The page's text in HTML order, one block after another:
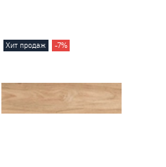
Хит продаж -7%